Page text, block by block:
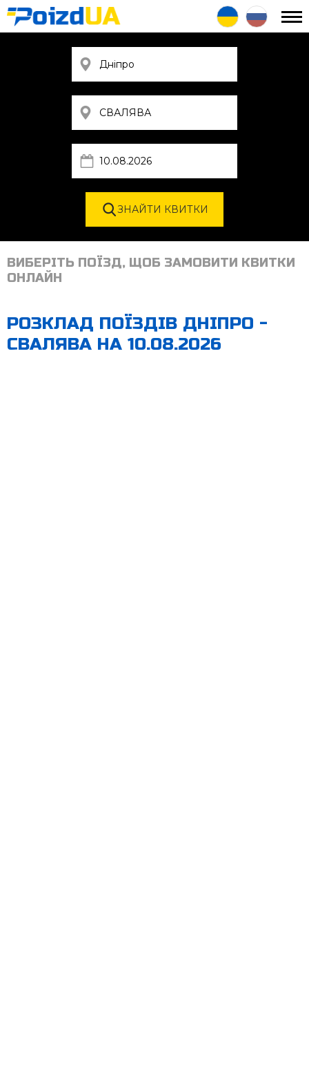
ВИБЕРІТЬ ПОЇЗД, ЩОБ ЗАМОВИТИ КВИТКИ
ОНЛАЙН
РОЗКЛАД ПОЇЗДІВ ДНІПРО -
СВАЛЯВА НА 10.08.2026